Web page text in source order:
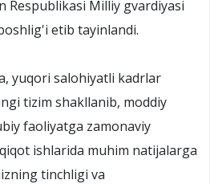
Respublikasi Milliy gvardiyasi
etib tayinlandi.
yuqori salohiyatli kadrlar
tizim shakllanib, moddiy
faoliyatga zamonaviy
ishlarida muhim natijalarga
tinchligi va